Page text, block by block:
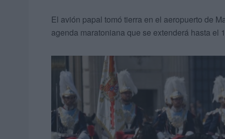
El avión papal tomó tierra en el aeropuerto de
agenda maratoniana que se extenderá hasta el